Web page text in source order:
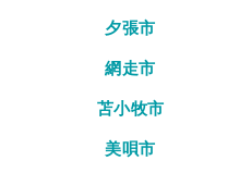
夕張市
網走市
苫小牧市
美唄市